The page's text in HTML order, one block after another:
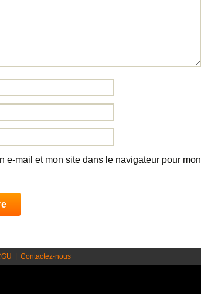
e-mail et mon site dans le navigateur pour mon
Contactez-nous